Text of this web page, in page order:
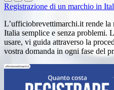
Registrazione di un marchio in
L’ufficiobrevettimarchi.it rende
Italia semplice e senza problemi.
usare, vi guida attraverso la
vostra domanda in ogni fase del